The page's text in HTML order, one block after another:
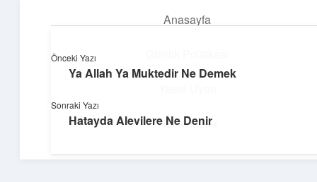
Anasayfa
Hakkımızda
Yaratıcı projelerle dünyanı inşa et!
Önceki Yazı
Ya Allah Ya Muktedir Ne Demek
Sonraki Yazı
Hatayda Alevilere Ne Denir